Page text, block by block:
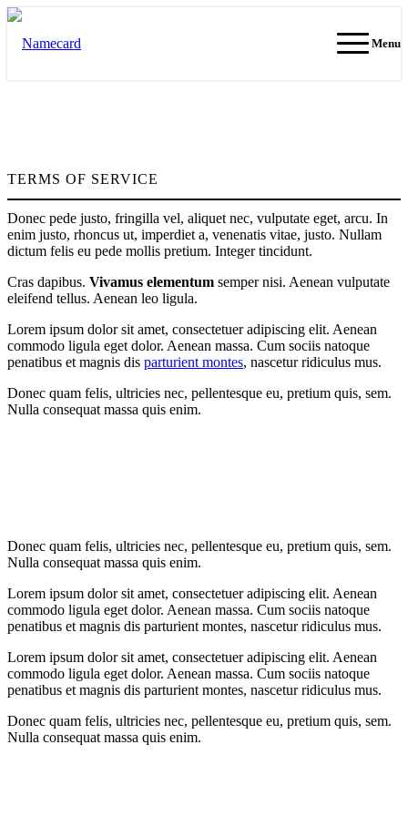
Menu
TERMS OF SERVICE
Donec pede justo, fringilla vel, aliquet nec, vulputate eget, arcu. In
enim justo, rhoncus ut, imperdiet a, venenatis vitae, justo. Nullam
dictum felis eu pede mollis pretium. Integer tincidunt.
Cras dapibus. Vivamus elementum semper nisi. Aenean vulputate
eleifend tellus. Aenean leo ligula.
Lorem ipsum dolor sit amet, consectetuer adipiscing elit. Aenean
commodo ligula eget dolor. Aenean massa. Cum sociis natoque
penatibus et magnis dis parturient montes, nascetur ridiculus mus.
Donec quam felis, ultricies nec, pellentesque eu, pretium quis, sem.
Nulla consequat massa quis enim.
Donec quam felis, ultricies nec, pellentesque eu, pretium quis, sem.
Nulla consequat massa quis enim.
Lorem ipsum dolor sit amet, consectetuer adipiscing elit. Aenean
commodo ligula eget dolor. Aenean massa. Cum sociis natoque
penatibus et magnis dis parturient montes, nascetur ridiculus mus.
Lorem ipsum dolor sit amet, consectetuer adipiscing elit. Aenean
commodo ligula eget dolor. Aenean massa. Cum sociis natoque
penatibus et magnis dis parturient montes, nascetur ridiculus mus.
Donec quam felis, ultricies nec, pellentesque eu, pretium quis, sem.
Nulla consequat massa quis enim.